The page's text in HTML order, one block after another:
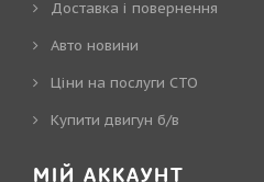
Доставка і повернення
Авто новини
Ціни на послуги СТО
Купити двигун б/в
МІЙ АККАУНТ